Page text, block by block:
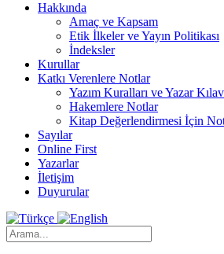
Hakkında
Amaç ve Kapsam
Etik İlkeler ve Yayın Politikası
İndeksler
Kurullar
Katkı Verenlere Notlar
Yazım Kuralları ve Yazar
Hakemlere Notlar
Kitap Değerlendirmesi İçin
Sayılar
Online First
Yazarlar
İletişim
Duyurular